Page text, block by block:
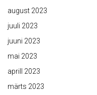
august 2023
juuli 2023
juuni 2023
mai 2023
aprill 2023
märts 2023